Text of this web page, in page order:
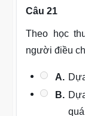
Câu 21
Theo học
người điều
A.
B.